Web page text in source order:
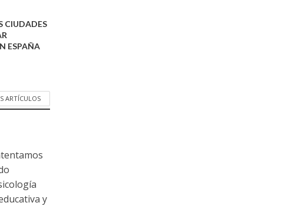
CIUDADES
ESPAÑA
ARTÍCULOS
y